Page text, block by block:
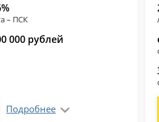
– ПСК
000 рублей
Подробнее